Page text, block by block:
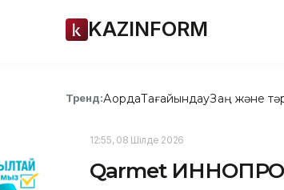
KAZINFORM
Тренд:АқордаТағайындауЗаң және
12:55, 08 Шілде 2026
Qarmet